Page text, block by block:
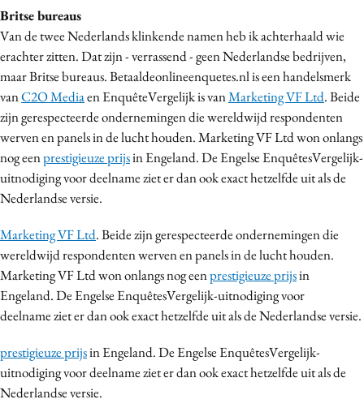
Britse bureaus
Van de twee Nederlands klinkende namen heb ik achterhaald wie
erachter zitten. Dat zijn - verrassend - geen Nederlandse bedrijven,
maar Britse bureaus. Betaaldeonlineenquetes.nl is een handelsmerk
vanC2O Mediaen EnquêteVergelijk is vanMarketing VF Ltd. Beide
zijn gerespecteerde ondernemingen die wereldwijd respondenten
werven en panels in de lucht houden. Marketing VF Ltd won onlangs
nog eenprestigieuze prijsin Engeland. De Engelse EnquêtesVergelijk-
uitnodiging voor deelname ziet er dan ook exact hetzelfde uit als de
Nederlandse versie.
Marketing VF Ltd. Beide zijn gerespecteerde ondernemingen die
wereldwijd respondenten werven en panels in de lucht houden.
Marketing VF Ltd won onlangs nog eenprestigieuze prijsin
Engeland. De Engelse EnquêtesVergelijk-uitnodiging voor
deelname ziet er dan ook exact hetzelfde uit als de Nederlandse versie.
prestigieuze prijsin Engeland. De Engelse EnquêtesVergelijk-
uitnodiging voor deelname ziet er dan ook exact hetzelfde uit als de
Nederlandse versie.